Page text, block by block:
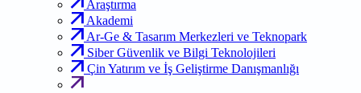
Araştırma
Akademi
Ar-Ge & Tasarım Merkezleri ve Teknopark
Siber Güvenlik ve Bilgi Teknolojileri
Çin Yatırım ve İş Geliştirme Danışmanlığı